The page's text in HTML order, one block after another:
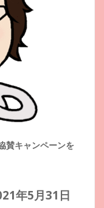
賛キャンペーンを
年5月31日